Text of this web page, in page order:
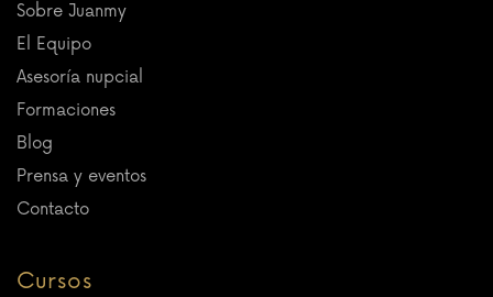
Sobre Juanmy
El Equipo
Asesoría nupcial
Formaciones
Blog
Prensa y eventos
Contacto
Cursos